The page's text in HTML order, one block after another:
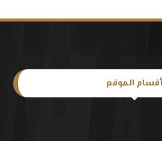
أقسام الموقع